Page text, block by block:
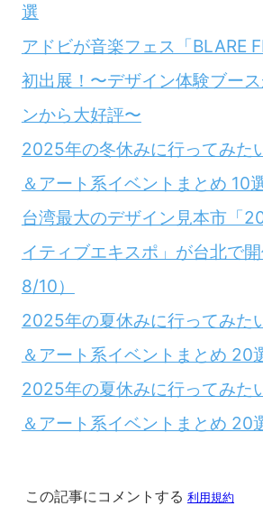
選
アドビが音楽フェス「BLARE
初出展！〜デザイン体験ブー
ンから大好評〜
2025年の冬休みに行ってみた
＆アート系イベントまとめ 10
台湾最大のデザイン見本市「
イティブエキスポ」が台北で
8/10）
2025年の夏休みに行ってみた
＆アート系イベントまとめ 20
2025年の夏休みに行ってみた
＆アート系イベントまとめ 20